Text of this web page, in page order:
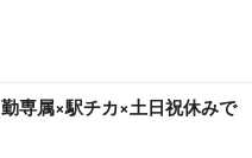
専属×駅チカ×土日祝休みで